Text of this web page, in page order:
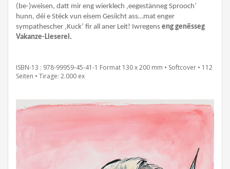
(be-)weisen, datt mir eng wierklech ‚eegestänneg Sprooch‘
hunn, déi e Stéck vun eisem Gesiicht ass…mat enger
sympathescher ‚Kuck‘ fir all aner Leit! Iwregens eng genësseg
Vakanze-Lieserei.
ISBN-13 : 978-99959-45-41-1 Format 130 x 200 mm • Softcover • 112
Seiten • Tirage: 2.000 ex